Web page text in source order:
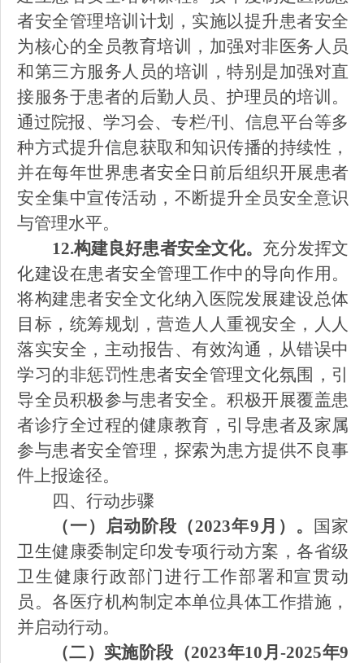
者安全管理培训计划，实施以提升患者安全
为核心的全员教育培训，加强对非医务人员
和第三方服务人员的培训，特别是加强对直
接服务于患者的后勤人员、护理员的培训。
通过院报、学习会、专栏/刊、信息平台等多
种方式提升信息获取和知识传播的持续性，
并在每年世界患者安全日前后组织开展患者
安全集中宣传活动，不断提升全员安全意识
与管理水平。
12.构建良好患者安全文化。 充分发挥文
化建设在患者安全管理工作中的导向作用。
将构建患者安全文化纳入医院发展建设总体
目标，统筹规划，营造人人重视安全，人人
落实安全，主动报告、有效沟通，从错误中
学习的非惩罚性患者安全管理文化氛围，引
导全员积极参与患者安全。积极开展覆盖患
者诊疗全过程的健康教育，引导患者及家属
参与患者安全管理，探索为患方提供不良事
件上报途径。
四、行动步骤
（一）启动阶段（2023年9月）。
国家
卫生健康委制定印发专项行动方案，各省级
卫生健康行政部门进行工作部署和宣贯动
员。各医疗机构制定本单位具体工作措施，
并启动行动。
（二）实施阶段（2023年10月-2025年9